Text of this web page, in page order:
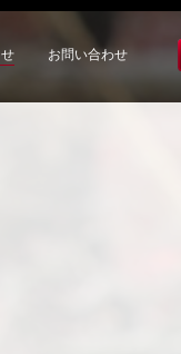
お問い合わせ